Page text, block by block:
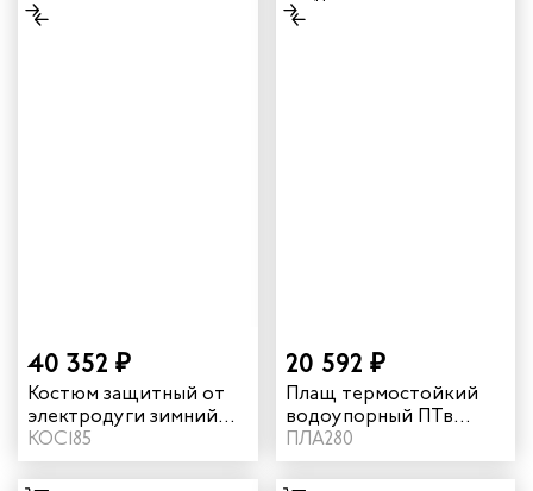
40 352 ₽
Костюм защитный от
электродуги зимний
"СП08-З" 67,4 кал/см²
цвет оранжевый/синий
КОС185
20 592 ₽
Плащ термостойкий
водоупорный ПТв
644W 16 кал/см² цвет
синий
ПЛА280